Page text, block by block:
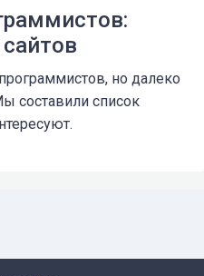
но далеко
составили список